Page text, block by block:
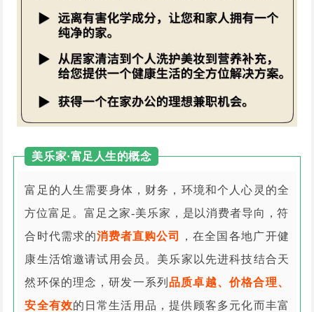
美乐家·富足人生的概念
富足的人生需要身体，财务，环境和个人心灵的全
方位富足。富足之家-美乐家，是以消费者导向，符
合时代需求的消费者直购公司
，在全国各地广开健
康生活馆邀请试用会员。美乐家以先进科技结合天
然环保的理念，研发一系列 品质卓越、价格合理、
安全有效的日常生活用品，提供顾客多元化而丰富